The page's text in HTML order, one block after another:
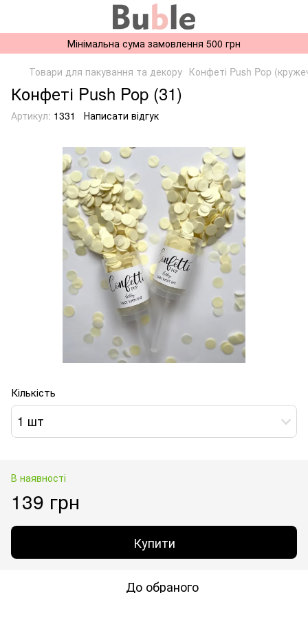
Мінімальна сума замовлення 500 грн
Товари для пакування та декору Конфеті Push Pop
Конфеті Push Pop (31)
Артикул: 1331 Написати відгук
Кількість
1 шт
В наявності
139 грн
Купити
До обраного